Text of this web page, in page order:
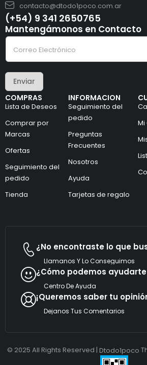
contacto@dtodo1poco.com.ar
(+54) 9 341 2650765
COMPRAS
Lista de Deseos
Comprar por
Marcas
Ofertas
Seguimiento del
pedido
Tienda
INFORMACION
Seguimiento del
pedido
Preguntas
Frecuentes
Nosotros
Ayuda
Tarjetas de regalo
Mantengámonos en Contacto
C
o
r
o
l
e
c
t
r
ó
i
c
o
C
r
C
e
e
l
e
t
r
n
c
o
Enviar
¿No encontraste lo que
Llamanos Y Lo Conseguimos
¿Cómo podemos
Centro De Ayuda
¡Queremos saber tu
Dejanos Tus Comentarios
© 2025 All Rights Reserved | Dtodo1poco